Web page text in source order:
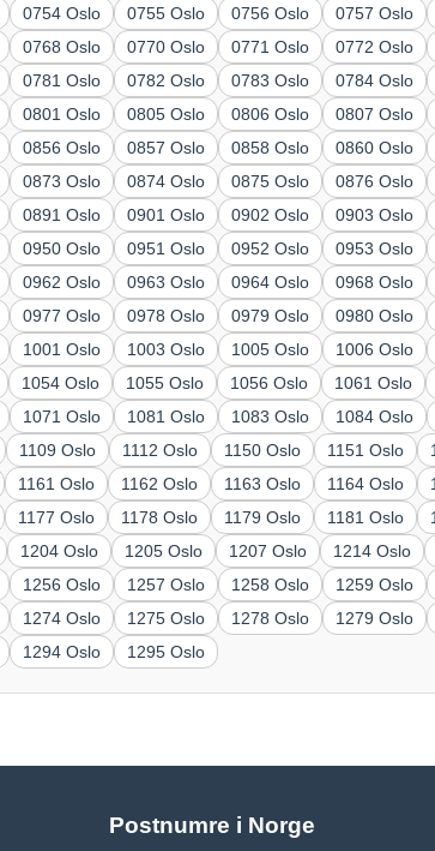
0754 Oslo 0755 Oslo 0756 Oslo 0757 Oslo
0768 Oslo 0770 Oslo 0771 Oslo 0772 Oslo
0781 Oslo 0782 Oslo 0783 Oslo 0784 Oslo
0801 Oslo 0805 Oslo 0806 Oslo 0807 Oslo
0856 Oslo 0857 Oslo 0858 Oslo 0860 Oslo
0873 Oslo 0874 Oslo 0875 Oslo 0876 Oslo
0891 Oslo 0901 Oslo 0902 Oslo 0903 Oslo
0950 Oslo 0951 Oslo 0952 Oslo 0953 Oslo
0962 Oslo 0963 Oslo 0964 Oslo 0968 Oslo
0977 Oslo 0978 Oslo 0979 Oslo 0980 Oslo
1001 Oslo 1003 Oslo 1005 Oslo 1006 Oslo
1054 Oslo 1055 Oslo 1056 Oslo 1061 Oslo
1071 Oslo 1081 Oslo 1083 Oslo 1084 Oslo
1109 Oslo 1112 Oslo 1150 Oslo 1151 Oslo
1161 Oslo 1162 Oslo 1163 Oslo 1164 Oslo
1177 Oslo 1178 Oslo 1179 Oslo 1181 Oslo
1204 Oslo 1205 Oslo 1207 Oslo 1214 Oslo
1256 Oslo 1257 Oslo 1258 Oslo 1259 Oslo
1274 Oslo 1275 Oslo 1278 Oslo 1279 Oslo
1294 Oslo 1295 Oslo
Postnumre i Norge